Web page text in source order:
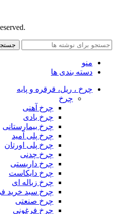
منو
دسته بندی ها
چرخ ، ریل، قرقره و پایه
چرخ
چرخ آهنی
چرخ بادی
چرخ بیمارستانی
چرخ پلی آمید
چرخ پلی اورتان
چرخ چدنی
چرخ داربستی
چرخ دایکاست
چرخ زباله ای
چرخ سبد خرید
چرخ صنعتی
چرخ فرغونی